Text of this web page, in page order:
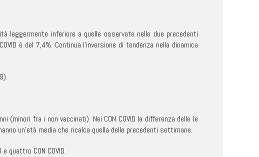
leggermente inferiore a quelle osservate nelle due precedenti
è del 7,4%. Continua l’inversione di tendenza nella dinamica
(minori fra i non vaccinati). Nei CON COVID la differenza delle le
un’età media che ricalca quella delle precedenti settimane.
quattro CON COVID.